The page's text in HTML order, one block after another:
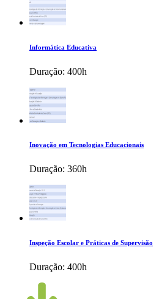
Informática Educativa
Duração: 400h
Inovação em Tecnologias Educacionais
Duração: 360h
Inspeção Escolar e Práticas de Supervisão
Duração: 400h